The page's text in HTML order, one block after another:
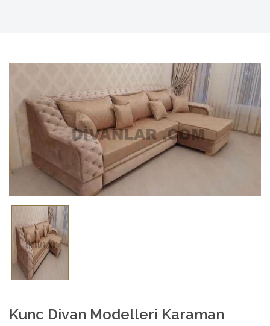
Kunc Divan Modelleri Karaman